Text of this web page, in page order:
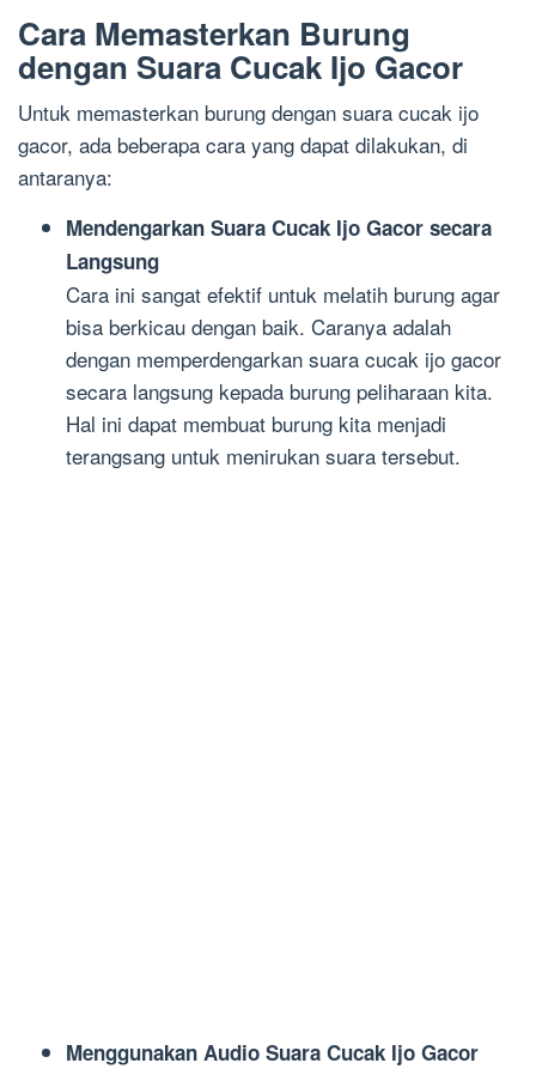
Cara Memasterkan Burung
dengan Suara Cucak Ijo Gacor
Untuk memasterkan burung dengan suara cucak ijo
gacor, ada beberapa cara yang dapat dilakukan, di
antaranya:
Mendengarkan Suara Cucak Ijo Gacor secara
Langsung
Cara ini sangat efektif untuk melatih burung agar
bisa berkicau dengan baik. Caranya adalah
dengan memperdengarkan suara cucak ijo gacor
secara langsung kepada burung peliharaan kita.
Hal ini dapat membuat burung kita menjadi
terangsang untuk menirukan suara tersebut.
Menggunakan Audio Suara Cucak Ijo Gacor